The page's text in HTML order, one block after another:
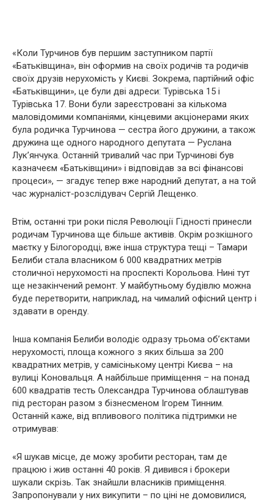
«Коли Турчинов був першим заступником партії
«Батьківщина», він оформив на своїх родичів та родичів
своїх друзів нерухомість у Києві. Зокрема, партійний офіс
«Батьківщини», це були дві адреси: Турівська 15 і
Турівська 17. Вони були зареєстровані за кількома
маловідомими компаніями, кінцевими акціонерами яких
була родичка Турчинова — сестра його дружини, а також
дружина ще одного народного депутата — Руслана
Лук’янчука. Останній тривалий час при Турчинові був
казначеєм «Батьківщини» і відповідав за всі фінансові
процеси», — згадує тепер вже народний депутат, а на той
час журналіст-розслідувач Сергій Лещенко.
Втім, останні три роки після Революції Гідності принесли
родичам Турчинова ще більше активів. Окрім розкішного
маєтку у Білогородці, вже інша структура тещі – Тамари
Белиби стала власником 6 000 квадратних метрів
столичної нерухомості на проспекті Корольова. Нині тут
ще незакінчений ремонт. У майбутньому будівлю можна
буде перетворити, наприклад, на чималий офісний центр і
здавати в оренду.
Інша компанія Белиби володіє одразу трьома об’єктами
нерухомості, площа кожного з яких більша за 200
квадратних метрів, у самісінькому центрі Києва – на
вулиці Коновальця. А найбільше приміщення – на понад
600 квадратів тесть Олександра Турчинова облаштував
під ресторан разом з бізнесменом Ігорем Тинним.
Останній каже, від впливового політика підтримки не
отримував:
«Я шукав місце, де можу зробити ресторан, там де
працюю і жив останні 40 років. Я дивився і брокери
шукали скрізь. Так знайшли власників приміщення.
Запропонували у них викупити – по ціні не домовилися,